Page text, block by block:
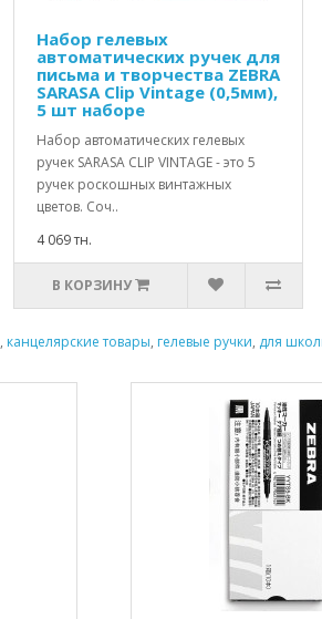
Набор гелевых
автоматических ручек для
письма и творчества ZEBRA
SARASA Clip Vintage (0,5мм),
5 шт наборе
Набор автоматических гелевых
ручек SARASA CLIP VINTAGE - это 5
ручек роскошных винтажных
цветов. Соч..
4 069 тн.
В КОРЗИНУ
, канцелярские товары, гелевые ручки, для